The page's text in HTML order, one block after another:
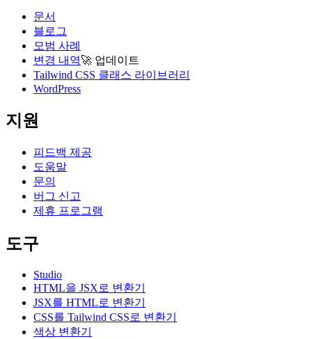
문서
블로그
모범 사례
변경 내역🚀 업데이트
Tailwind CSS 클래스 라이브러리
WordPress
지원
피드백 제공
도움말
문의
버그 신고
제휴 프로그램
도구
Studio
HTML을 JSX로 변환기
JSX를 HTML로 변환기
CSS를 Tailwind CSS로 변환기
색상 변환기